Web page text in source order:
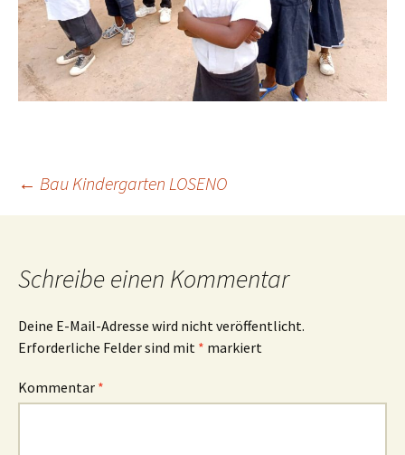
Beitrags-
← Bau Kindergarten LOSENO
Schreibe einen Kommentar
Deine E-Mail-Adresse wird nicht veröffentlicht.
Erforderliche Felder sind mit * markiert
Kommentar *